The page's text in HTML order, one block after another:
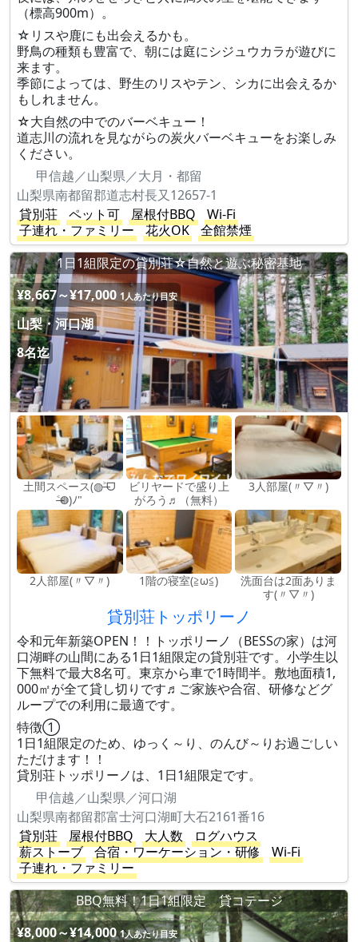
（標高900m）。
☆リスや鹿にも出会えるかも。
野鳥の種類も豊富で、朝には庭にシジュウカラが遊びに
来ます。
季節によっては、野生のリスやテン、シカに出会えるか
もしれません。
☆大自然の中でのバーベキュー！
道志川の流れを見ながらの炭火バーベキューをお楽しみ
ください。
甲信越／山梨県／大月・都留
山梨県南都留郡道志村長又12657-1
貸別荘
ペット可 屋根付BBQ
Wi-Fi
子連れ・ファミリー
花火OK
全館禁煙
1日1組限定の貸別荘☆自然と遊ぶ秘密基地
¥8,667～¥17,000 1人あたり目安
山梨・河口湖
8名迄
土間スペース(◍˃̶ᗜ
˂̶◍)ﾉ"
ビリヤードで盛り上
がろう♬（無料）
3人部屋(〃▽〃)
2人部屋(〃▽〃) 1階の寝室(≧ω≦)
洗面台は2面ありま
す(〃▽〃)
貸別荘トッポリーノ
令和元年新築OPEN！！トッポリーノ（BESSの家）は河
口湖畔の山間にある1日1組限定の貸別荘です。小学生以
下無料で最大8名可。東京から車で1時間半。敷地面積1,
000㎡が全て貸し切りです♬ご家族や合宿、研修などグ
ループでの利用に最適です。
特徴①
1日1組限定のため、ゆっく～り、のんび～りお過ごしい
ただけます！！
貸別荘トッポリーノは、1日1組限定です。
甲信越／山梨県／河口湖
山梨県南都留郡富士河口湖町大石2161番16
貸別荘
屋根付BBQ 大人数
ログハウス
薪ストーブ
合宿・ワーケーション・研修
Wi-Fi
子連れ・ファミリー
BBQ無料！1日1組限定 貸コテージ
¥8,000～¥14,000 1人あたり目安